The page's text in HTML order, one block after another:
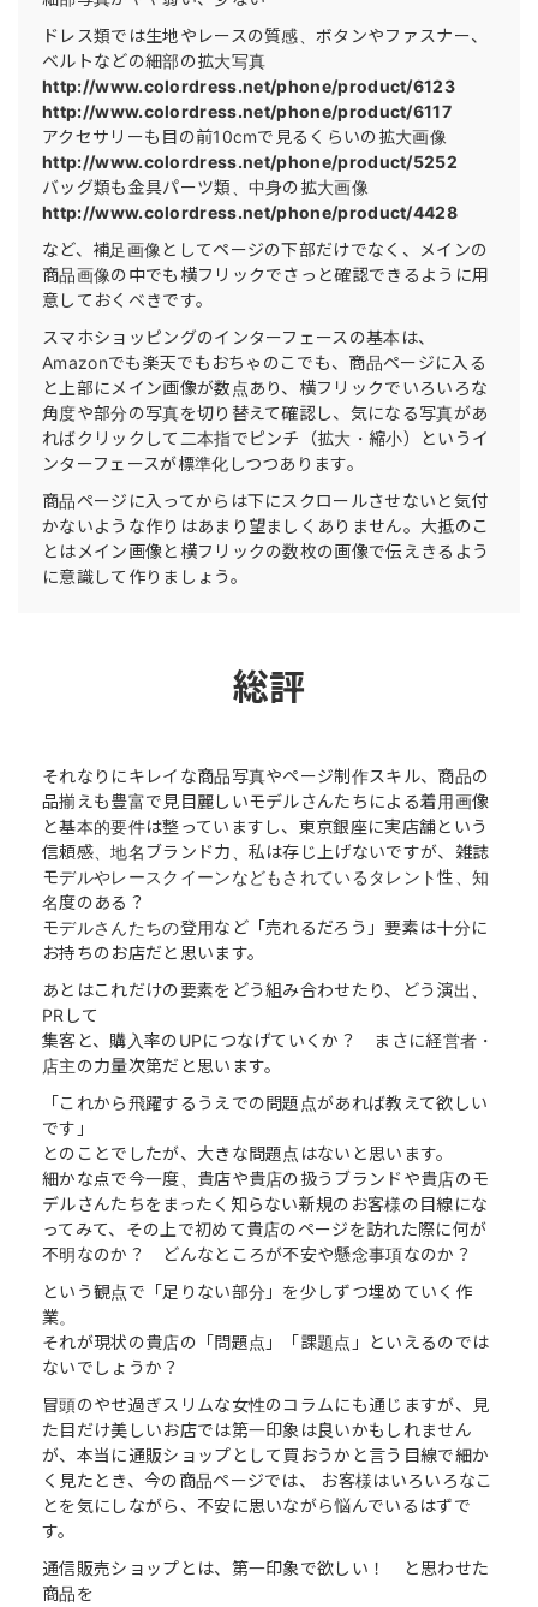
ドレス類では生地やレースの質感、ボタンやファスナー、
ベルトなどの細部の拡大写真
http://www.colordress.net/phone/product/6123
http://www.colordress.net/phone/product/6117
アクセサリーも目の前10cmで見るくらいの拡大画像
http://www.colordress.net/phone/product/5252
バッグ類も金具パーツ類、中身の拡大画像
http://www.colordress.net/phone/product/4428
など、補足画像としてページの下部だけでなく、メインの
商品画像の中でも横フリックでさっと確認できるように用
意しておくべきです。
スマホショッピングのインターフェースの基本は、
Amazonでも楽天でもおちゃのこでも、商品ページに入る
と上部にメイン画像が数点あり、横フリックでいろいろな
角度や部分の写真を切り替えて確認し、気になる写真があ
ればクリックして二本指でピンチ（拡大・縮小）というイ
ンターフェースが標準化しつつあります。
商品ページに入ってからは下にスクロールさせないと気付
かないような作りはあまり望ましくありません。大抵のこ
とはメイン画像と横フリックの数枚の画像で伝えきるよう
に意識して作りましょう。
総評
それなりにキレイな商品写真やページ制作スキル、商品の
品揃えも豊富で見目麗しいモデルさんたちによる着用画像
と基本的要件は整っていますし、東京銀座に実店舗という
信頼感、地名ブランド力、私は存じ上げないですが、雑誌
モデルやレースクイーンなどもされているタレント性、知
名度のある？
モデルさんたちの登用など「売れるだろう」要素は十分に
お持ちのお店だと思います。
あとはこれだけの要素をどう組み合わせたり、どう演出、
PRして
集客と、購入率のUPにつなげていくか？ まさに経営者・
店主の力量次第だと思います。
「これから飛躍するうえでの問題点があれば教えて欲しい
です」
とのことでしたが、大きな問題点はないと思います。
細かな点で今一度、貴店や貴店の扱うブランドや貴店のモ
デルさんたちをまったく知らない新規のお客様の目線にな
ってみて、その上で初めて貴店のページを訪れた際に何が
不明なのか？ どんなところが不安や懸念事項なのか？
という観点で「足りない部分」を少しずつ埋めていく作
業。
それが現状の貴店の「問題点」「課題点」といえるのでは
ないでしょうか？
冒頭のやせ過ぎスリムな女性のコラムにも通じますが、見
た目だけ美しいお店では第一印象は良いかもしれません
が、本当に通販ショップとして買おうかと言う目線で細か
く見たとき、今の商品ページでは、 お客様はいろいろなこ
とを気にしながら、不安に思いながら悩んでいるはずで
す。
通信販売ショップとは、第一印象で欲しい！ と思わせた
商品を